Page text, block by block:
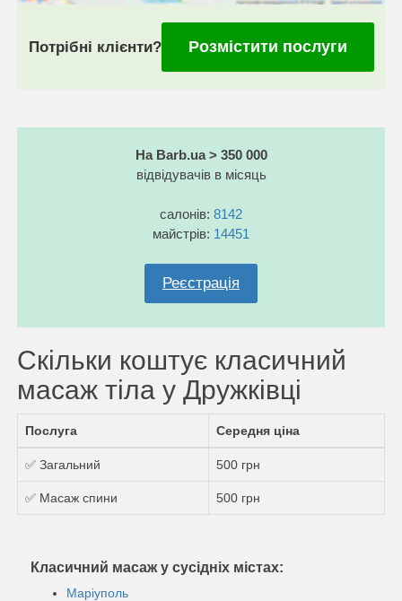
Потрібні клієнти? Розмістити послуги
На Barb.ua > 350 000
відвідувачів в місяць
салонів: 8142
майстрів: 14451
Реєстрація
Скільки коштує класичний
масаж тіла у Дружківці
Послуга Середня ціна
✅ Загальний 500 грн
✅ Масаж спини 500 грн
Класичний масаж у сусідніх містах:
Маріуполь